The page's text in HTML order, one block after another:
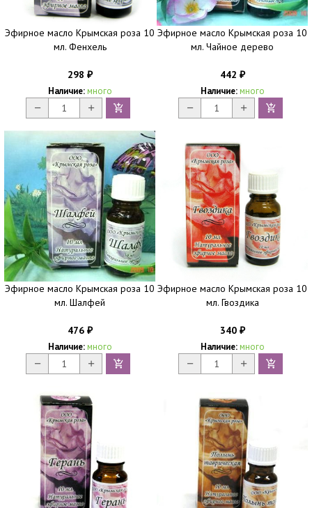
Эфирное масло Крымская роза 10
мл. Фенхель
298 ₽
Наличие: много
Эфирное масло Крымская роза 10
мл. Чайное дерево
442 ₽
Наличие: много
Эфирное масло Крымская роза 10
мл. Шалфей
476 ₽
Наличие: много
Эфирное масло Крымская роза 10
мл. Гвоздика
340 ₽
Наличие: много